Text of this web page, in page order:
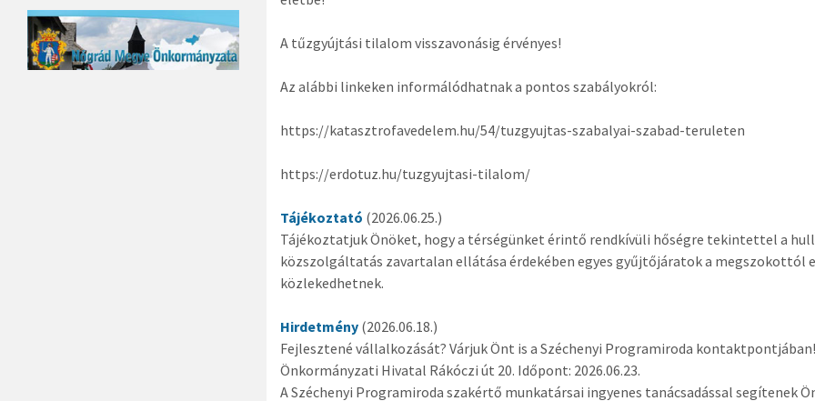
A tűzgyújtási tilalom visszavonásig érvényes!
Az alábbi linkeken informálódhatnak a pontos szabályokról:
https://katasztrofavedelem.hu/54/tuzgyujtas-szabalyai-szabad-teruleten
https://erdotuz.hu/tuzgyujtasi-tilalom/
Tájékoztató (2026.06.25.)
Tájékoztatjuk Önöket, hogy a térségünket érintő rendkívüli hőségre tekintettel a
közszolgáltatás zavartalan ellátása érdekében egyes gyűjtőjáratok a megszokottól
közlekedhetnek.
Hirdetmény(2026.06.18.)
Fejlesztené vállalkozását? Várjuk Önt is a Széchenyi Programiroda
Önkormányzati Hivatal Rákóczi út 20. Időpont: 2026.06.23.
A Széchenyi Programiroda szakértő munkatársai ingyenes tanácsadással segítenek